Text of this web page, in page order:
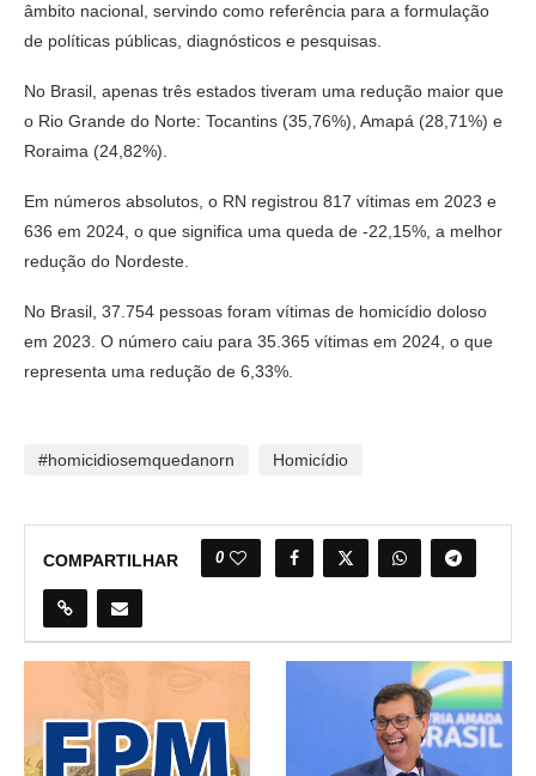
âmbito nacional, servindo como referência para a formulação
de políticas públicas, diagnósticos e pesquisas.
No Brasil, apenas três estados tiveram uma redução maior que
o Rio Grande do Norte: Tocantins (35,76%), Amapá (28,71%) e
Roraima (24,82%).
Em números absolutos, o RN registrou 817 vítimas em 2023 e
636 em 2024, o que significa uma queda de -22,15%, a melhor
redução do Nordeste.
No Brasil, 37.754 pessoas foram vítimas de homicídio doloso
em 2023. O número caiu para 35.365 vítimas em 2024, o que
representa uma redução de 6,33%.
#homicidiosemquedanorn Homicídio
COMPARTILHAR 0